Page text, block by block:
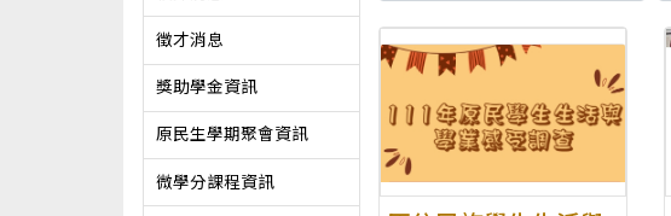
徵才消息
獎助學金資訊
原民生學期聚會資訊
微學分課程資訊